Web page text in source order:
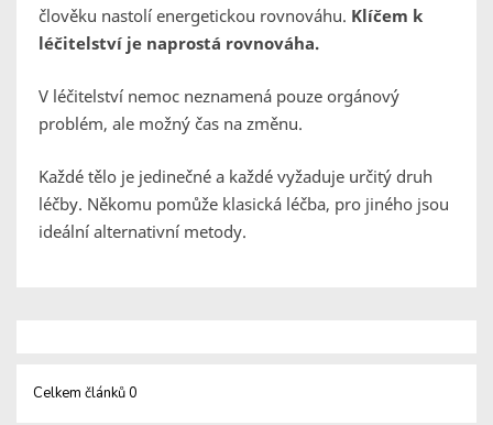
člověku nastolí energetickou rovnováhu. Klíčem k
léčitelství je naprostá rovnováha.
V léčitelství nemoc neznamená pouze orgánový
problém, ale možný čas na změnu.
Každé tělo je jedinečné a každé vyžaduje určitý druh
léčby. Někomu pomůže klasická léčba, pro jiného jsou
ideální alternativní metody.
Celkem článků 0